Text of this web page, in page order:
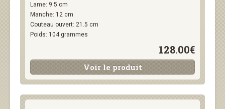
Lame: 9.5 cm
Manche: 12 cm
Couteau ouvert: 21.5 cm
Poids: 104 grammes
128.00€
Voir le produit